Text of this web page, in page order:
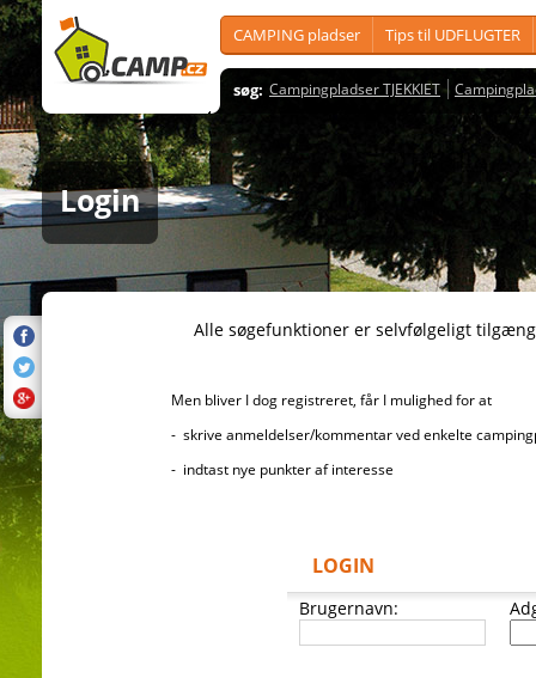
CAMPING pladser Tips til UDFLUGTER
søg: Campingpladser TJEKKIET
Login
Alle søgefunktioner er selvfølgeligt
Men bliver I dog registreret, får I mulighed for at
- skrive anmeldelser/kommentar ved enkelte
- indtast nye punkter af interesse
LOGIN
Brugernavn: